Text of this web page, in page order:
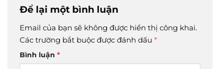
Để lại một bình luận
Email của bạn sẽ không được hiển thị công khai.
Các trường bắt buộc được đánh dấu *
Bình luận *